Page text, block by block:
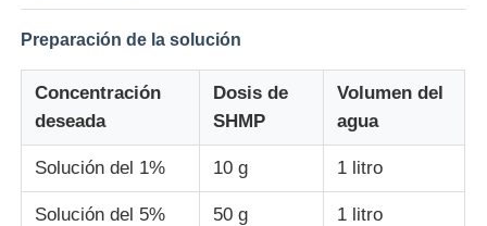
Preparación de la solución
Concentración
deseada
Dosis de
SHMP
Volumen del
agua
Solución del 1% 10 g 1 litro
Solución del 5% 50 g 1 litro